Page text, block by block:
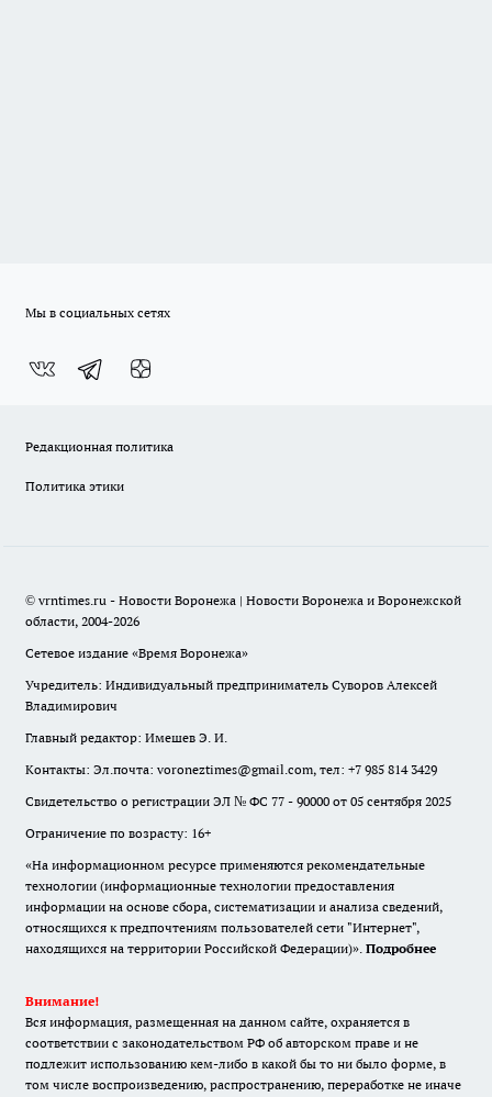
Мы в социальных сетях
Редакционная политика
Политика этики
© vrntimes.ru - Новости Воронежа | Новости Воронежа и Воронежской
области, 2004-2026
Сетевое издание «Время Воронежа»
Учредитель: Индивидуальный предприниматель Суворов Алексей
Владимирович
Главный редактор: Имешев Э. И.
Контакты: Эл.почта: voroneztimes@gmail.com, тел: +7 985 814 3429
Свидетельство о регистрации ЭЛ № ФС 77 - 90000 от 05 сентября 2025
Ограничение по возрасту: 16+
«На информационном ресурсе применяются рекомендательные
технологии (информационные технологии предоставления
информации на основе сбора, систематизации и анализа сведений,
относящихся к предпочтениям пользователей сети "Интернет",
находящихся на территории Российской Федерации)». Подробнее
Внимание!
Вся информация, размещенная на данном сайте, охраняется в
соответствии с законодательством РФ об авторском праве и не
подлежит использованию кем-либо в какой бы то ни было форме, в
том числе воспроизведению, распространению, переработке не иначе